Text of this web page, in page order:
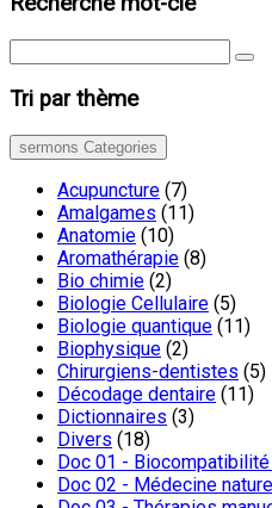
Tri par thème
sermons Categories
Acupuncture (7)
Amalgames (11)
Anatomie (10)
Aromathérapie (8)
Bio chimie (2)
Biologie Cellulaire (5)
Biologie quantique (11)
Biophysique (2)
Chirurgiens-dentistes (5)
Décodage dentaire (11)
Dictionnaires (3)
Divers (18)
Doc 01 -
Doc 02 - Médecine